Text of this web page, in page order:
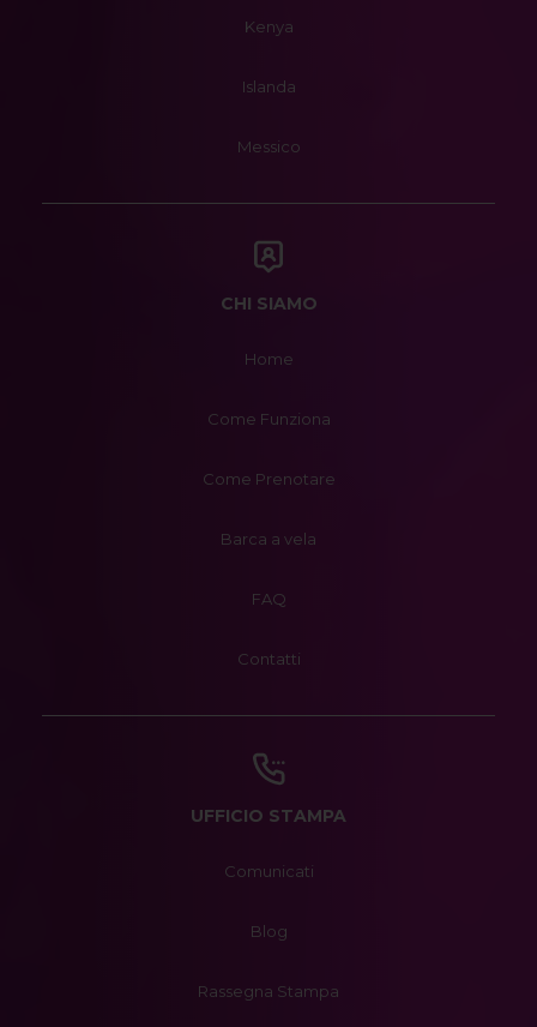
Kenya
Islanda
Messico
CHI SIAMO
Home
Come Funziona
Come Prenotare
Barca a vela
FAQ
Contatti
UFFICIO STAMPA
Comunicati
Blog
Rassegna Stampa